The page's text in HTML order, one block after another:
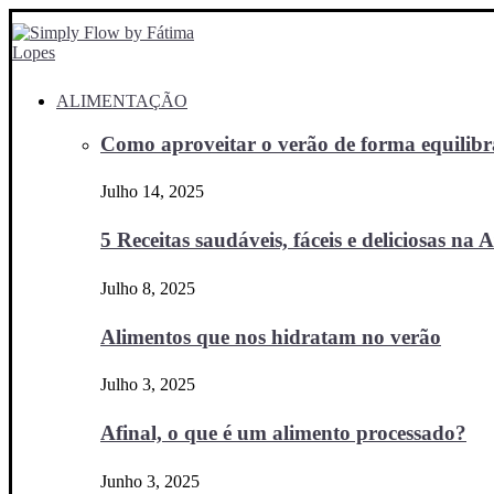
ALIMENTAÇÃO
Como aproveitar o verão de forma
Julho 14, 2025
5 Receitas saudáveis, fáceis e deliciosas na
Julho 8, 2025
Alimentos que nos hidratam no verão
Julho 3, 2025
Afinal, o que é um alimento processado?
Junho 3, 2025